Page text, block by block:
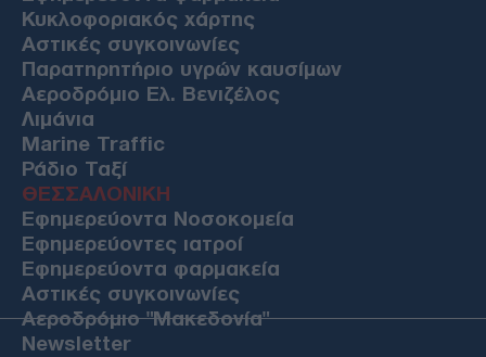
Κυκλοφοριακός χάρτης
Αστικές συγκοινωνίες
Παρατηρητήριο υγρών καυσίμων
Αεροδρόμιο Ελ. Βενιζέλος
Λιμάνια
Marine Traffic
Ράδιο Ταξί
ΘΕΣΣΑΛΟΝΙΚΗ
Εφημερεύοντα Νοσοκομεία
Εφημερεύοντες ιατροί
Εφημερεύοντα φαρμακεία
Αστικές συγκοινωνίες
Αεροδρόμιο "Μακεδονία"
Newsletter